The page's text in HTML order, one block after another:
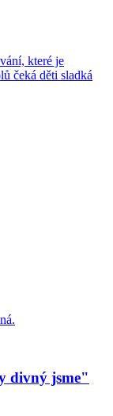
které je
čeká děti sladká
divný jsme"